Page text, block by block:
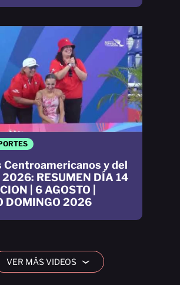
Centroamericanos y del
RESUMEN DÍA 14
| 6 AGOSTO |
DOMINGO 2026
VER MÁS VIDEOS ›